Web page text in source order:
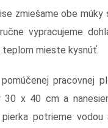
zmiešame obe
vypracujeme
teplom mieste kysnúť.
pracovnej
30 x 40 cm a
potrieme vodou